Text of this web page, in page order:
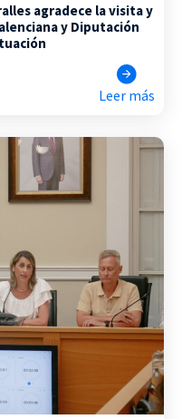
agradece la visita y
y Diputación
Leer más